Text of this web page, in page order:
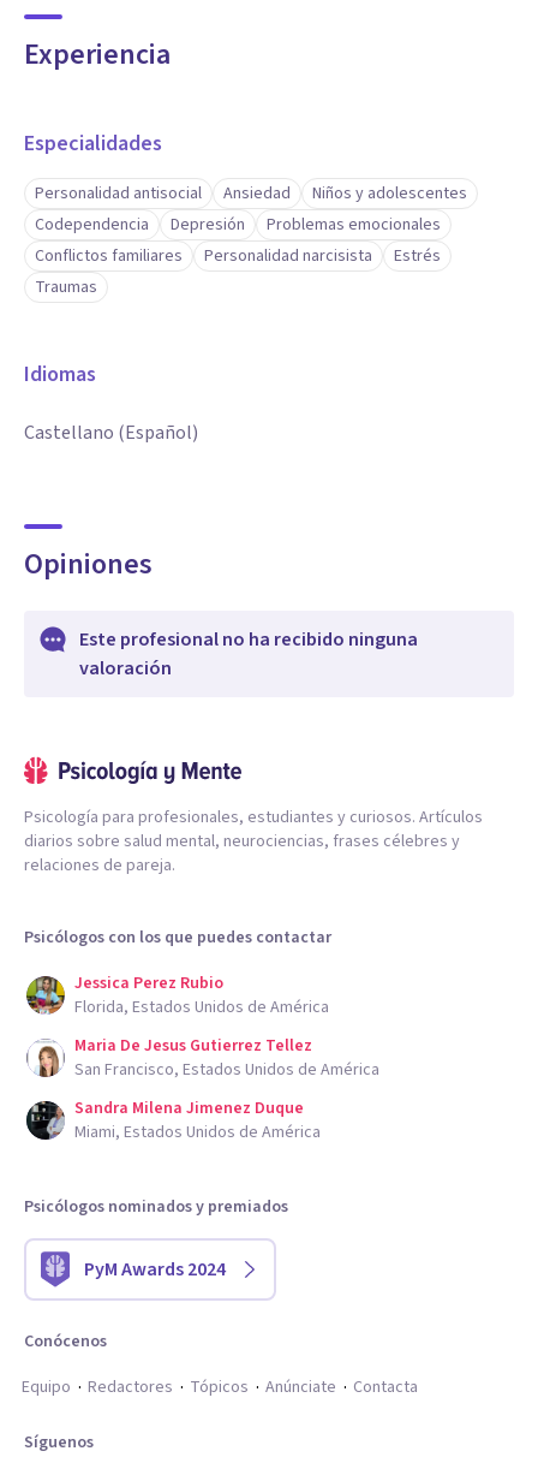
Experiencia
Especialidades
Personalidad antisocial Ansiedad
Niños y adolescentes
Codependencia
Depresión
Problemas emocionales
Conflictos familiares
Personalidad narcisista
Estrés
Traumas
Idiomas
Castellano (Español)
Opiniones
Este profesional no ha recibido ninguna
valoración
Psicología para profesionales, estudiantes y curiosos. Artículos
diarios sobre salud mental, neurociencias, frases célebres y
relaciones de pareja.
Psicólogos con los que puedes contactar
Jessica Perez Rubio
Florida, Estados Unidos de América
Maria De Jesus Gutierrez Tellez
San Francisco, Estados Unidos de América
Sandra Milena Jimenez Duque
Miami, Estados Unidos de América
Psicólogos nominados y premiados
PyM Awards 2024
Conócenos
Equipo
Redactores Tópicos Anúnciate Contacta
Síguenos